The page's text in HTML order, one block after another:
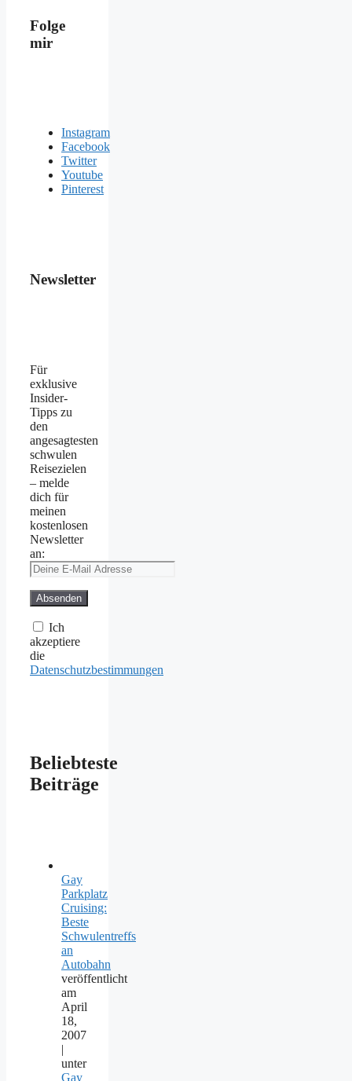
Folge
mir
Instagram
Facebook
Twitter
Youtube
Pinterest
Newsletter
Für
exklusive
Insider-
Tipps zu
den
angesagtesten
schwulen
Reisezielen
– melde
dich für
meinen
kostenlosen
Newsletter
an:
Ich
akzeptiere
die
Datenschutzbestimmungen
Beliebteste
Beiträge
Gay
Parkplatz
Cruising:
Beste
Schwulentreffs
an
Autobahn
veröffentlicht
am
April
18,
2007
|
unter
Gay